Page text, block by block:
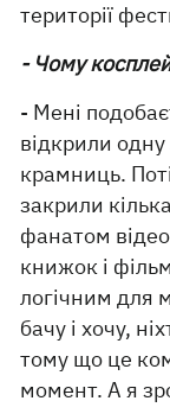
території
- Чому
- Мені
відкрили
крамниць.
закрили
фанатом
книжок і
логічним для
бачу і хочу,
тому що це
момент. А я